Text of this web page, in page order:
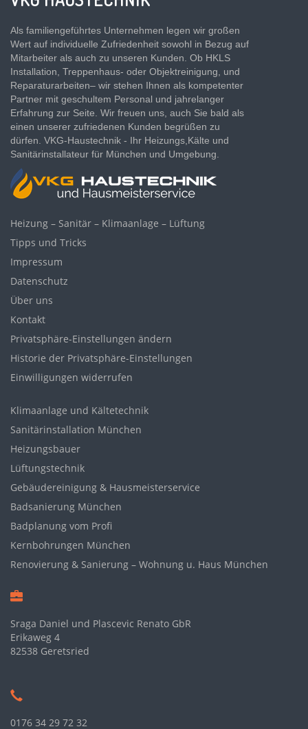
Als familiengeführtes Unternehmen legen wir großen
Wert auf individuelle Zufriedenheit sowohl in Bezug auf
Mitarbeiter als auch zu unseren Kunden. Ob HKLS
Installation, Treppenhaus- oder Objektreinigung, und
Reparaturarbeiten– wir stehen Ihnen als kompetenter
Partner mit geschultem Personal und jahrelanger
Erfahrung zur Seite. Wir freuen uns, auch Sie bald als
einen unserer zufriedenen Kunden begrüßen zu
dürfen. VKG-Haustechnik - Ihr Heizungs,Kälte und
Sanitärinstallateur für München und Umgebung.
Heizung – Sanitär – Klimaanlage – Lüftung
Tipps und Tricks
Impressum
Datenschutz
Über uns
Kontakt
Privatsphäre-Einstellungen ändern
Historie der Privatsphäre-Einstellungen
Einwilligungen widerrufen
Klimaanlage und Kältetechnik
Sanitärinstallation München
Heizungsbauer
Lüftungstechnik
Gebäudereinigung & Hausmeisterservice
Badsanierung München
Badplanung vom Profi
Kernbohrungen München
Renovierung & Sanierung – Wohnung u. Haus München
Sraga Daniel und Plascevic Renato GbR
Erikaweg 4
82538 Geretsried
0176 34 29 72 32